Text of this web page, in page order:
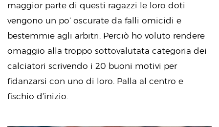
maggior parte di questi ragazzi le loro doti
vengono un po’ oscurate da falli omicidi e
bestemmie agli arbitri. Perciò ho voluto rendere
omaggio alla troppo sottovalutata categoria dei
calciatori scrivendo i 20 buoni motivi per
fidanzarsi con uno di loro. Palla al centro e
fischio d’inizio.